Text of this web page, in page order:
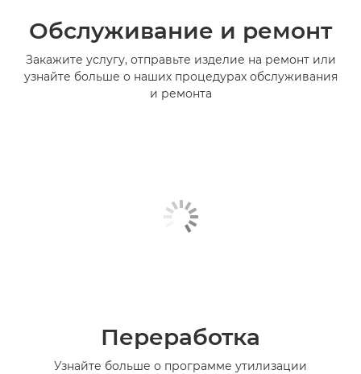
Обслуживание и ремонт
Закажите услугу, отправьте изделие на ремонт или
узнайте больше о наших процедурах обслуживания
и ремонта
Переработка
Узнайте больше о программе утилизации